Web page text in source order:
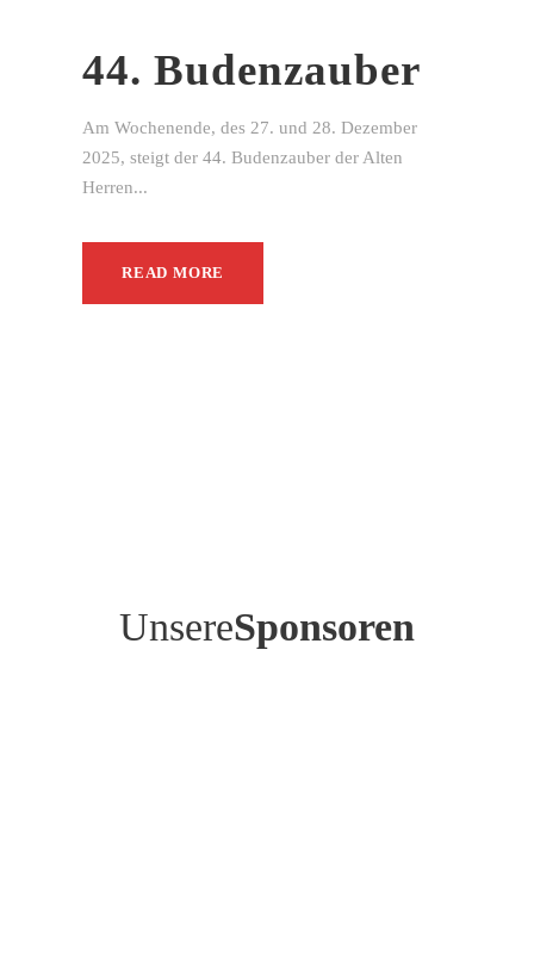
44. Budenzauber
Am Wochenende, des 27. und 28. Dezember
2025, steigt der 44. Budenzauber der Alten
Herren...
READ MORE
UnsereSponsoren